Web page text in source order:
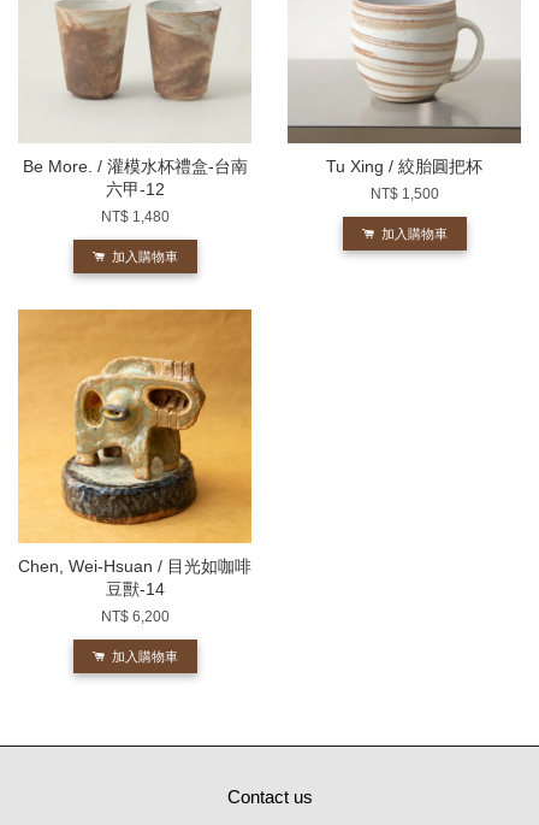
Be More. / 灌模水杯禮盒-台南
六甲-12
NT$ 1,480
加入購物車
Tu Xing / 絞胎圓把杯
NT$ 1,500
加入購物車
Chen, Wei-Hsuan / 目光如咖啡
豆獸-14
NT$ 6,200
加入購物車
Contact us